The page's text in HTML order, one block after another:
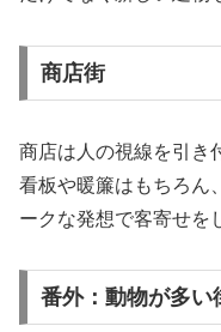
商店街
商店は人の視線を引き
看板や暖簾はもちろん
ークな発想で客寄せを
番外：動物が多い